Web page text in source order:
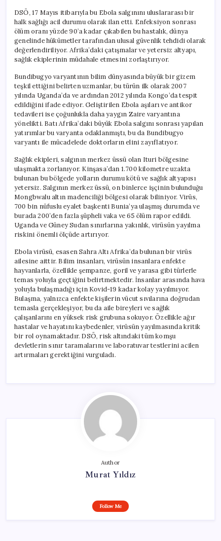
DSÖ, 17 Mayıs itibarıyla bu Ebola salgınını uluslararası bir
halk sağlığı acil durumu olarak ilan etti. Enfeksiyon sonrası
ölüm oranı yüzde 90’a kadar çıkabilen bu hastalık, dünya
genelinde hükümetler tarafından ulusal güvenlik tehdidi olarak
değerlendiriliyor. Afrika’daki çatışmalar ve yetersiz altyapı,
sağlık ekiplerinin müdahale etmesini zorlaştırıyor.
Bundibugyo varyantının bilim dünyasında büyük bir gizem
teşkil ettiğini belirten uzmanlar, bu türün ilk olarak 2007
yılında Uganda’da ve ardından 2012 yılında Kongo’da tespit
edildiğini ifade ediyor. Geliştirilen Ebola aşıları ve antikor
tedavileri ise çoğunlukla daha yaygın Zaire varyantına
yönelikti. Batı Afrika’daki büyük Ebola salgını sonrası yapılan
yatırımlar bu varyanta odaklanmıştı, bu da Bundibugyo
varyantı ile mücadelede doktorların elini zayıflatıyor.
Sağlık ekipleri, salgının merkez üssü olan Ituri bölgesine
ulaşmakta zorlanıyor. Kinşasa’dan 1.700 kilometre uzakta
bulunan bu bölgede yolların durumu kötü ve sağlık altyapısı
yetersiz. Salgının merkez üssü, on binlerce işçinin bulunduğu
Mongbwalu altın madenciliği bölgesi olarak biliniyor. Virüs,
700 bin nüfuslu eyalet başkenti Bunia’ya ulaşmış durumda ve
burada 200’den fazla şüpheli vaka ve 65 ölüm rapor edildi.
Uganda ve Güney Sudan sınırlarına yakınlık, virüsün yayılma
riskini önemli ölçüde artırıyor.
Ebola virüsü, esasen Sahra Altı Afrika’da bulunan bir virüs
ailesine aittir. Bilim insanları, virüsün insanlara enfekte
hayvanlarla, özellikle şempanze, goril ve yarasa gibi türlerle
temas yoluyla geçtiğini belirtmektedir. İnsanlar arasında hava
yoluyla bulaşmadığı için Kovid-19 kadar kolay yayılmıyor.
Bulaşma, yalnızca enfekte kişilerin vücut sıvılarına doğrudan
temasla gerçekleşiyor, bu da aile bireyleri ve sağlık
çalışanlarını en yüksek risk grubuna sokuyor. Özellikle ağır
hastalar ve hayatını kaybedenler, virüsün yayılmasında kritik
bir rol oynamaktadır. DSÖ, risk altındaki tüm komşu
devletlerin sınır taramalarını ve laboratuvar testlerini acilen
artırmaları gerektiğini vurguladı.
Author
Murat Yıldız
Follow Me